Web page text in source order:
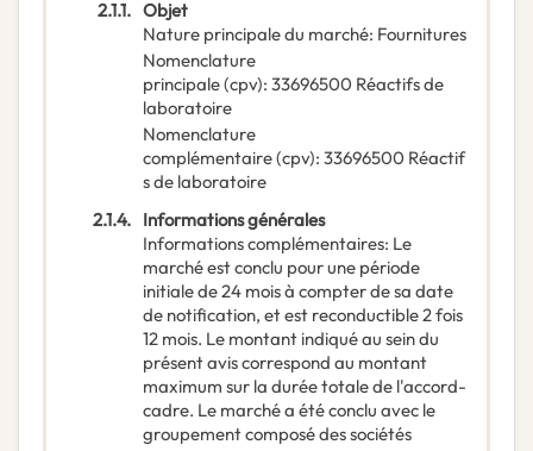
2.1.1. Objet
Nature principale du marché: Fournitures
Nomenclature
principale(cpv): 33696500 Réactifs de
laboratoire
Nomenclature
complémentaire(cpv): 33696500 Réactif
s de laboratoire
2.1.4. Informations générales
Informations complémentaires: Le
marché est conclu pour une période
initiale de 24 mois à compter de sa date
de notification, et est reconductible 2 fois
12 mois. Le montant indiqué au sein du
présent avis correspond au montant
maximum sur la durée totale de l'accord-
cadre. Le marché a été conclu avec le
groupement composé des sociétés